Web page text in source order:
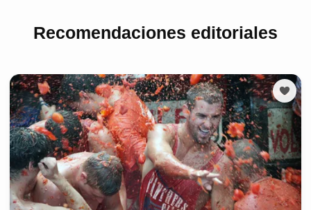
Recomendaciones editoriales